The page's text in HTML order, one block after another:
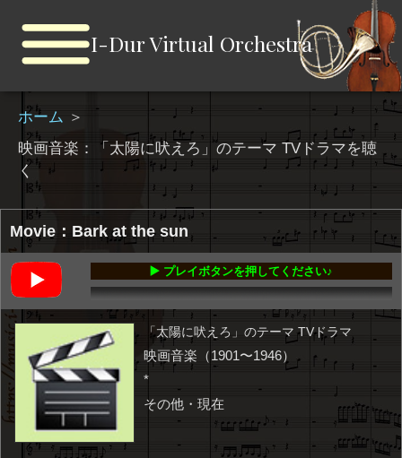
I-Dur Virtual Orchestra
ホーム ＞
映画音楽：「太陽に吠えろ」のテーマ TVドラマを聴
く
Movie：Bark at the sun
▶️ プレイボタンを押してください♪
「太陽に吠えろ」のテーマ TVドラマ
映画音楽（1901〜1946）
*
その他・現在